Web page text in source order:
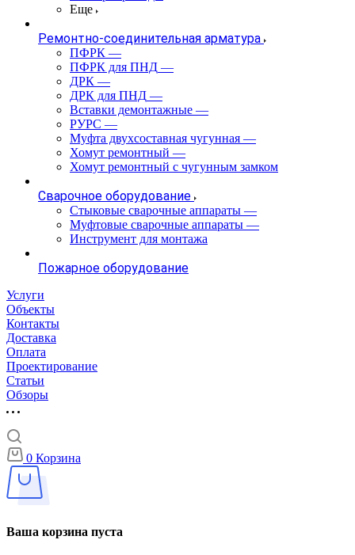
Еще
Ремонтно-соединительная арматура
ПФРК —
ПФРК для ПНД —
ДРК —
ДРК для ПНД —
Вставки демонтажные —
РУРС —
Муфта двухсоставная чугунная —
Хомут ремонтный —
Хомут ремонтный с чугунным замком
Сварочное оборудование
Стыковые сварочные аппараты —
Муфтовые сварочные аппараты —
Инструмент для монтажа
Пожарное оборудование
Услуги
Объекты
Контакты
Доставка
Оплата
Проектирование
Статьи
Обзоры
0 Корзина
Ваша корзина пуста